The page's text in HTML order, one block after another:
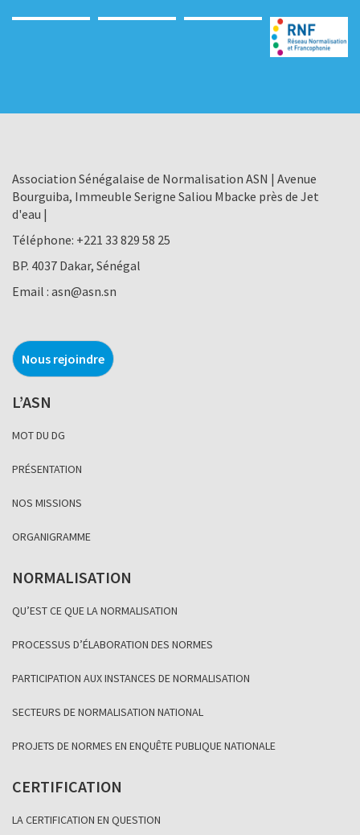
Association Sénégalaise de Normalisation ASN | Avenue
Bourguiba, Immeuble Serigne Saliou Mbacke près de Jet
d'eau |
Téléphone: +221 33 829 58 25
BP. 4037 Dakar, Sénégal
Email : asn@asn.sn
Nous rejoindre
L’ASN
MOT DU DG
PRÉSENTATION
NOS MISSIONS
ORGANIGRAMME
NORMALISATION
QU’EST CE QUE LA NORMALISATION
PROCESSUS D’ÉLABORATION DES NORMES
PARTICIPATION AUX INSTANCES DE NORMALISATION
SECTEURS DE NORMALISATION NATIONAL
PROJETS DE NORMES EN ENQUÊTE PUBLIQUE NATIONALE
CERTIFICATION
LA CERTIFICATION EN QUESTION